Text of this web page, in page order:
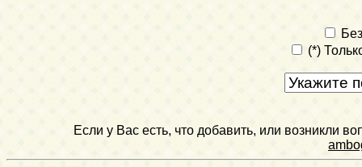
(*)
Если у Вас есть, что добавить, или возникли